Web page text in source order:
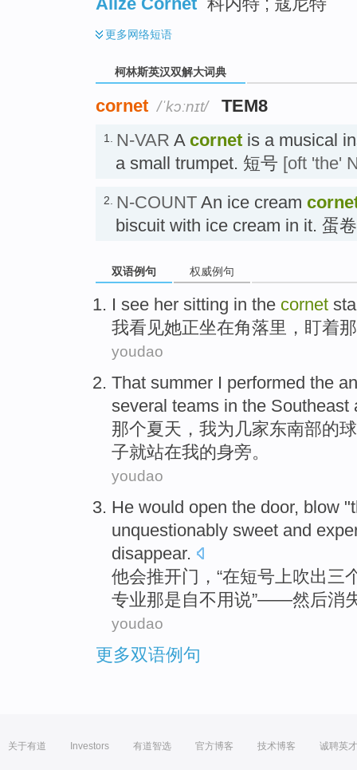
更多网络短语
柯林斯英汉双解大词典
cornet /ˈkɔːnɪt/ TEM8
1. N-VAR A cornet is a musical
a small trumpet. 短号 [oft 'the'
2. N-COUNT An ice cream
biscuit with ice cream in it. 蛋
双语例句 权威例句
I see her sitting in the cornet
我看见她正坐在角落里 ， 盯着
youdao
That summer I performed the
several teams in the Southeast
那个夏天 ， 我为 几家东南部的
子就站在我的身旁。
youdao
He would open the door, blow "
unquestionably sweet and
disappear.
他会推开门 ，“在短号 上吹出 三
专业那是自不用说”——然后消
youdao
更多双语例句
关于有道 Investors 有道智选 官方博客 技术博客 诚聘英才